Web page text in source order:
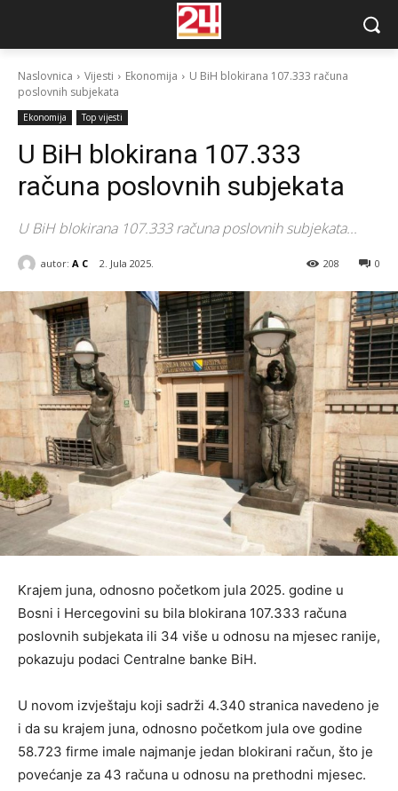
Naslovnica Vijesti Ekonomija
U BiH blokirana 107.333 računa
poslovnih subjekata
Ekonomija Top vijesti
U BiH blokirana 107.333
računa poslovnih subjekata
U BiH blokirana 107.333 računa poslovnih subjekata...
autor: A C 2. Jula 2025. 0
208
Krajem juna, odnosno početkom jula 2025. godine u
Bosni i Hercegovini su bila blokirana 107.333 računa
poslovnih subjekata ili 34 više u odnosu na mjesec ranije,
pokazuju podaci Centralne banke BiH.
U novom izvještaju koji sadrži 4.340 stranica navedeno je
i da su krajem juna, odnosno početkom jula ove godine
58.723 firme imale najmanje jedan blokirani račun, što je
povećanje za 43 računa u odnosu na prethodni mjesec.